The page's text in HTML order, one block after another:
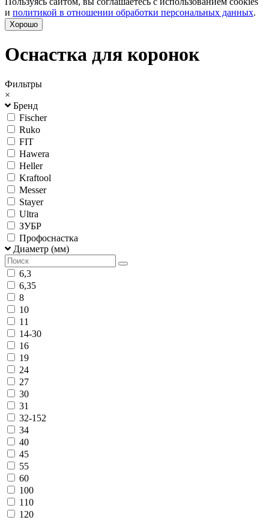
и политикой в отношении обработки персональных данных.
Хорошо
Оснастка для коронок
Фильтры
×
Бренд
Fischer
Ruko
FIT
Hawera
Heller
Kraftool
Messer
Stayer
Ultra
ЗУБР
Профоснастка
Диаметр (мм)
6,3
6,35
8
10
11
14-30
16
19
24
27
30
31
32-152
34
40
45
55
60
100
110
120